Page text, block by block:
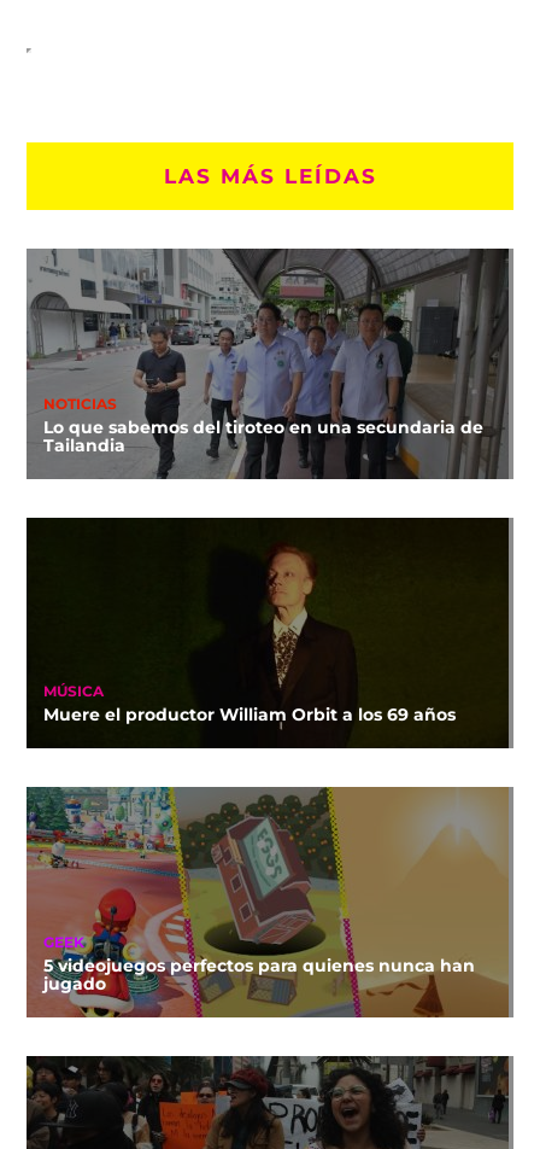
LAS MÁS LEÍDAS
NOTICIAS
Lo que sabemos del tiroteo en una secundaria de
Tailandia
MÚSICA
Muere el productor William Orbit a los 69 años
GEEK
5 videojuegos perfectos para quienes nunca han
jugado